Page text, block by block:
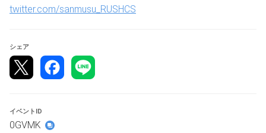
ご自身の操作によりキャンセルをお願いします。
参加確定者のキャンセル連絡については大会前日の13時
までにお願いします。
【大会スケジュール】
大会受付
twitter.com/sanmusu_RUSHCS
シェア
イベントID
0GVMK